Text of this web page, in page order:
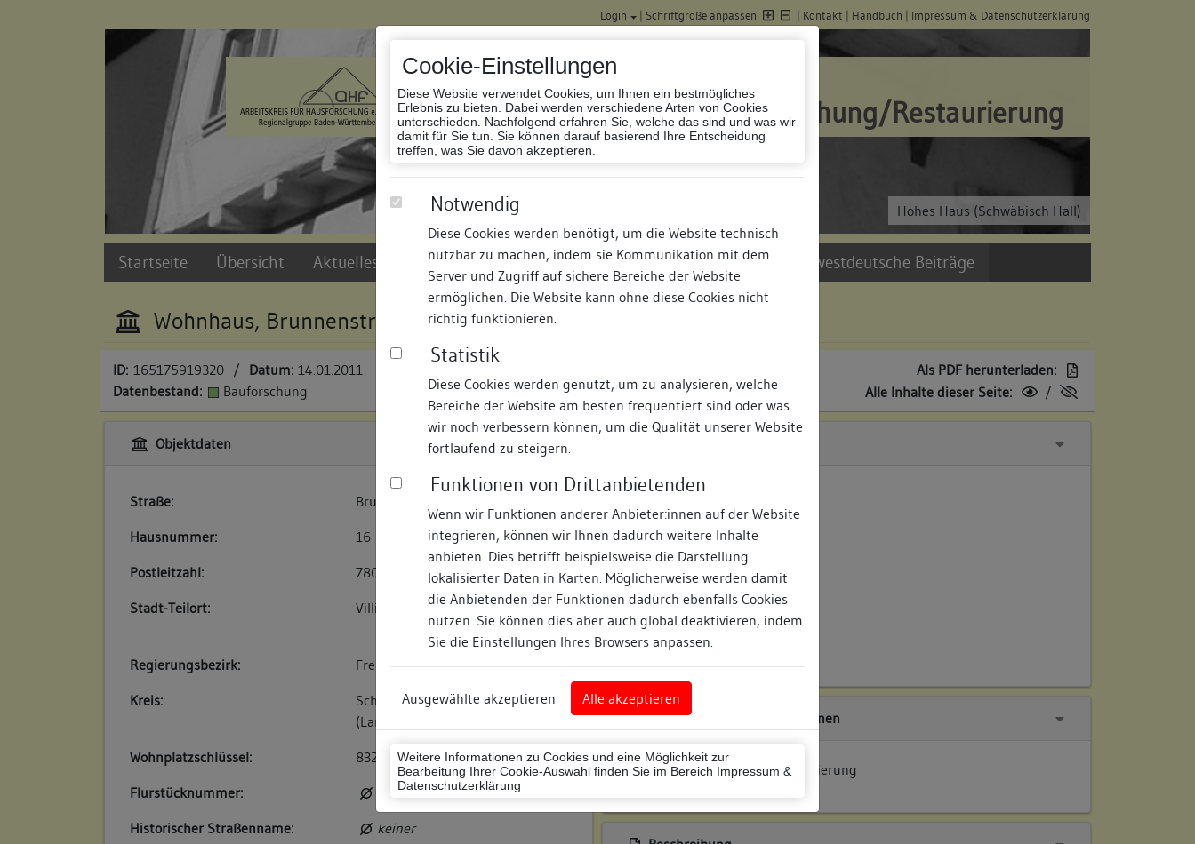
Cookie-Einstellungen
Diese Website verwendet Cookies, um Ihnen ein bestmögliches
Erlebnis zu bieten. Dabei werden verschiedene Arten von Cookies
unterschieden. Nachfolgend erfahren Sie, welche das sind und was wir
damit für Sie tun. Sie können darauf basierend Ihre Entscheidung
treffen, was Sie davon akzeptieren.
Notwendig
Diese Cookies werden benötigt, um die Website technisch
nutzbar zu machen, indem sie Kommunikation mit dem
Server und Zugriff auf sichere Bereiche der Website
ermöglichen. Die Website kann ohne diese Cookies nicht
richtig funktionieren.
Statistik
Diese Cookies werden genutzt, um zu analysieren, welche
Bereiche der Website am besten frequentiert sind oder was
wir noch verbessern können, um die Qualität unserer Website
fortlaufend zu steigern.
Funktionen von Drittanbietenden
Wenn wir Funktionen anderer Anbieter:innen auf der Website
integrieren, können wir Ihnen dadurch weitere Inhalte
anbieten. Dies betrifft beispielsweise die Darstellung
lokalisierter Daten in Karten. Möglicherweise werden damit
die Anbietenden der Funktionen dadurch ebenfalls Cookies
nutzen. Sie können dies aber auch global deaktivieren, indem
Sie die Einstellungen Ihres Browsers anpassen.
Ausgewählte akzeptieren Alle akzeptieren
Weitere Informationen zu Cookies und eine Möglichkeit zur
Bearbeitung Ihrer Cookie-Auswahl finden Sie im Bereich Impressum &
Datenschutzerklärung
Login | Schriftgröße anpassen | Kontakt | Handbuch | Impressum & Datenschutzerklärung
Hohes Haus (Schwäbisch Hall)
Datenbank Bauforschung/Restaurierung
Startseite Übersicht Aktuelles und Termine Suche Freie Bauforscher:innen Südwestdeutsche Beiträge
Wohnhaus, Brunnenstraße 16
ID: 165175919320 / Datum: 14.01.2011
Datenbestand:
Bauforschung
Als PDF herunterladen:
Alle Inhalte dieser Seite:
/
Objektdaten
Straße:
Brunnenstraße
Hausnummer:
16
Postleitzahl:
78050
Stadt-Teilort:
Villingen
Regierungsbezirk:
Freiburg
Kreis:
Schwarzwald-Baar-Kreis
(Landkreis)
Wohnplatzschlüssel:
8326074020
Flurstücknummer:
keine
Historischer Straßenname:
keiner
Zugeordnete Dokumentationen
Dendrochronologische Datierung